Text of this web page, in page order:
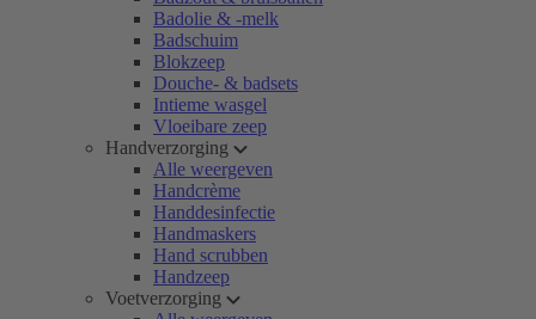
Badolie & -melk
Badschuim
Blokzeep
Douche- & badsets
Intieme wasgel
Vloeibare zeep
Handverzorging
Alle weergeven
Handcrème
Handdesinfectie
Handmaskers
Hand scrubben
Handzeep
Voetverzorging